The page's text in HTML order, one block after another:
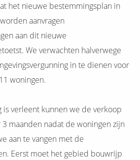
het nieuwe bestemmingsplan in
aanvragen
aan dit nieuwe
We verwachten halverwege
in te dienen voor
woningen.
is verleent kunnen we de verkoop
maanden nadat de woningen zijn
aan te vangen met de
Eerst moet het gebied bouwrijp